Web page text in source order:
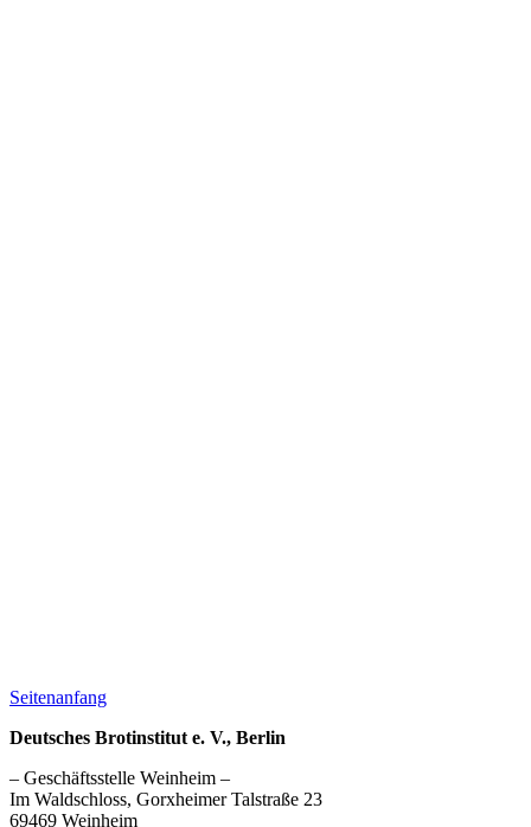
Seitenanfang
Deutsches Brotinstitut e. V., Berlin
– Geschäftsstelle Weinheim –
Im Waldschloss, Gorxheimer Talstraße 23
69469 Weinheim